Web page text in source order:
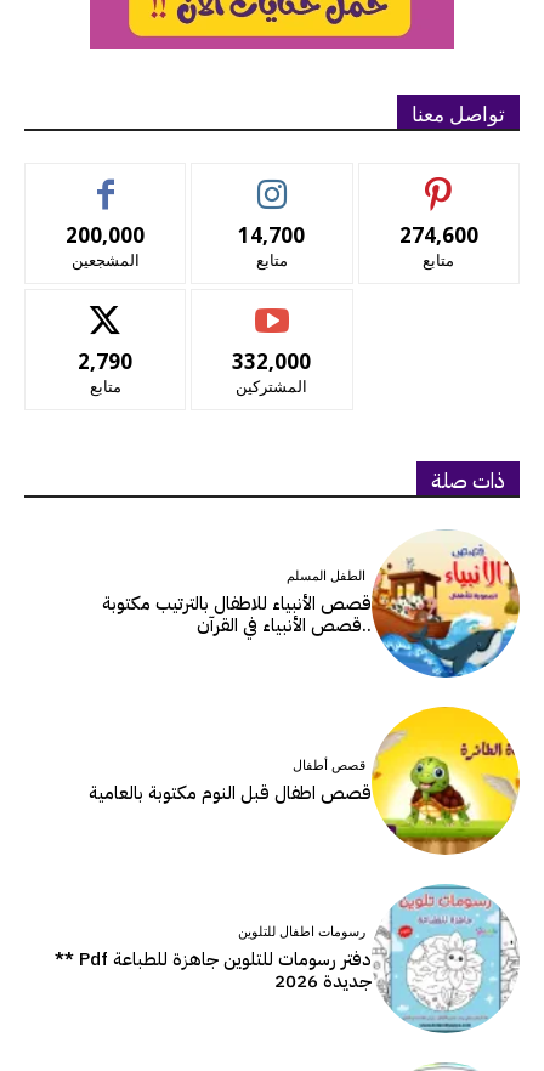
تواصل معنا
200,000
المشجعين
14,700
متابع
274,600
متابع
2,790
متابع
332,000
المشتركين
ذات صلة
الطفل المسلم
قصص الأنبياء للاطفال بالترتيب مكتوبة
..قصص الأنبياء في القرآن
قصص أطفال
قصص اطفال قبل النوم مكتوبة بالعامية
رسومات اطفال للتلوين
دفتر رسومات للتلوين جاهزة للطباعة Pdf **
جديدة 2026